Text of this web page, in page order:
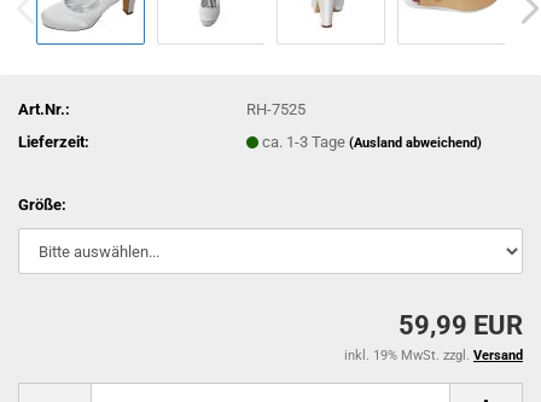
Art.Nr.:
RH-7525
Lieferzeit:
ca. 1-3 Tage(Ausland abweichend)
Größe:
59,99 EUR
inkl. 19% MwSt. zzgl. Versand